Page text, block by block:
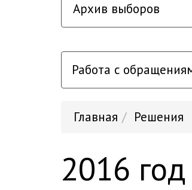
Архив выборов
Работа с
Главная Решения
2016 год